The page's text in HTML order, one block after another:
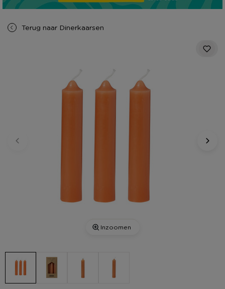
Terug naar Dinerkaarsen
Inzoomen